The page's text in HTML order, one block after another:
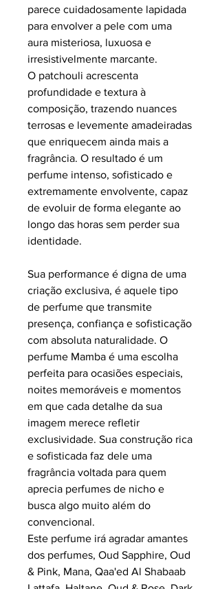
parece cuidadosamente lapidada
para envolver a pele com uma
aura misteriosa, luxuosa e
irresistivelmente marcante.
O patchouli acrescenta
profundidade e textura à
composição, trazendo nuances
terrosas e levemente amadeiradas
que enriquecem ainda mais a
fragrância. O resultado é um
perfume intenso, sofisticado e
extremamente envolvente, capaz
de evoluir de forma elegante ao
longo das horas sem perder sua
identidade.
Sua performance é digna de uma
criação exclusiva, é aquele tipo
de perfume que transmite
presença, confiança e sofisticação
com absoluta naturalidade. O
perfume Mamba é uma escolha
perfeita para ocasiões especiais,
noites memoráveis e momentos
em que cada detalhe da sua
imagem merece refletir
exclusividade. Sua construção rica
e sofisticada faz dele uma
fragrância voltada para quem
aprecia perfumes de nicho e
busca algo muito além do
convencional.
Este perfume irá agradar amantes
dos perfumes, Oud Sapphire, Oud
& Pink, Mana, Qaa'ed Al Shabaab